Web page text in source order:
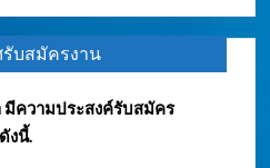
รับสมัครงาน
มีความประสงค์รับสมัคร
งนี้.